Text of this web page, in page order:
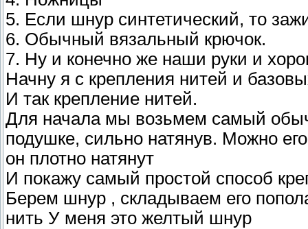
5. Если шнур синтетический, то
6. Обычный вязальный крючок.
7. Ну и конечно же наши руки и
Начну я с крепления нитей и
И так крепление нитей.
Для начала мы возьмем самый
подушке, сильно натянув. Можно
он плотно натянут
И покажу самый простой способ
Берем шнур , складываем его
нить У меня это желтый шнур